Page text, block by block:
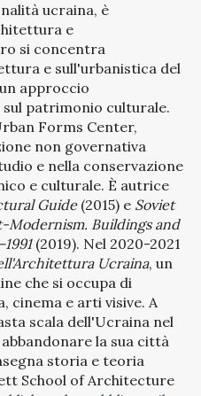
ucraina, è
e
si concentra
e sull'urbanistica del
approccio
patrimonio culturale.
Forms Center,
non governativa
e nella conservazione
e culturale. È autrice
Guide(2015) e Soviet
Modernism. Buildings and
(2019). Nel 2020-2021
Ucraina, un
che si occupa di
e arti visive. A
scala dell'Ucraina nel
la sua città
storia e teoria
School of Architecture